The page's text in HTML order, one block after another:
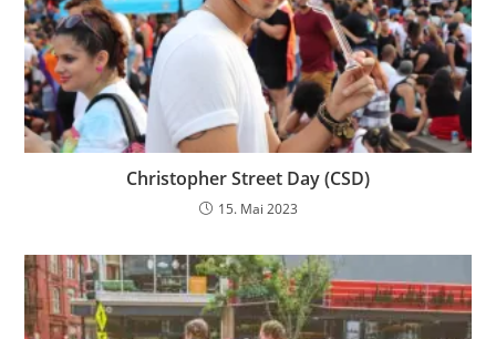
Christopher Street Day (CSD)
15. Mai 2023